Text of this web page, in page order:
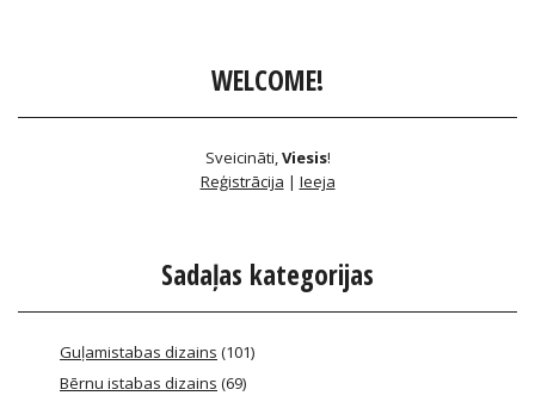
WELCOME!
Sveicināti,Viesis!
Reģistrācija | Ieeja
Sadaļas kategorijas
Guļamistabas dizains (101)
Bērnu istabas dizains (69)